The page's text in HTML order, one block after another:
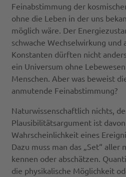
Feinabstimmung der
ohne die Leben in der uns
möglich wäre. Der
schwache Wechselwirkung und
Konstanten dürften nicht
ein Universum ohne
Menschen. Aber was beweist
anmutende Feinabstimmung?
Naturwissenschaftlich nichts,
Plausibilitätsargument ist
Wahrscheinlichkeit eines
Dazu muss man das „Set“ aller
kennen oder abschätzen.
die physikalische Möglichkeit